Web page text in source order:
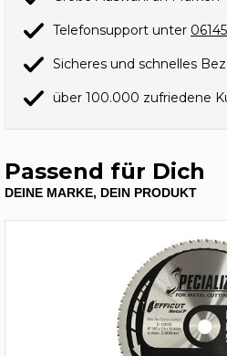
Telefonsupport unter
Sicheres und schnelles
über 100.000 zufriedene
Passend für Dich
DEINE MARKE, DEIN PRODUKT